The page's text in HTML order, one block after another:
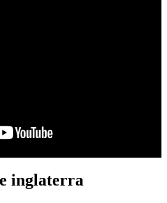
inglaterra